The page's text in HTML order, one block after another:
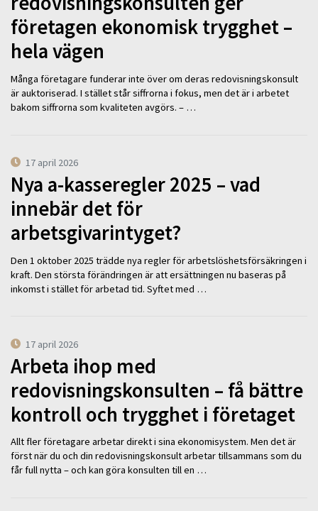
företagen ekonomisk trygghet –
hela vägen
Många företagare funderar inte över om deras redovisningskonsult
är auktoriserad. I stället står siffrorna i fokus, men det är i arbetet
bakom siffrorna som kvaliteten avgörs. – …
17 april 2026
Nya a-kasseregler 2025 – vad
innebär det för
arbetsgivarintyget?
Den 1 oktober 2025 trädde nya regler för arbetslöshetsförsäkringen i
kraft. Den största förändringen är att ersättningen nu baseras på
inkomst i stället för arbetad tid. Syftet med …
17 april 2026
Arbeta ihop med
redovisningskonsulten – få bättre
kontroll och trygghet i företaget
Allt fler företagare arbetar direkt i sina ekonomisystem. Men det är
först när du och din redovisningskonsult arbetar tillsammans som du
får full nytta – och kan göra konsulten till en …